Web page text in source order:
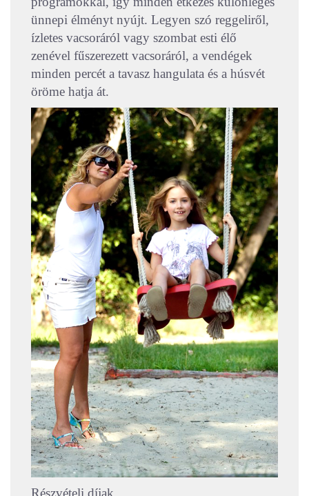
ünnepi élményt nyújt. Legyen szó reggeliről,
ízletes vacsoráról vagy szombat esti élő
zenével fűszerezett vacsoráról, a vendégek
minden percét a tavasz hangulata és a húsvét
öröme hatja át.
Részvételi díjak